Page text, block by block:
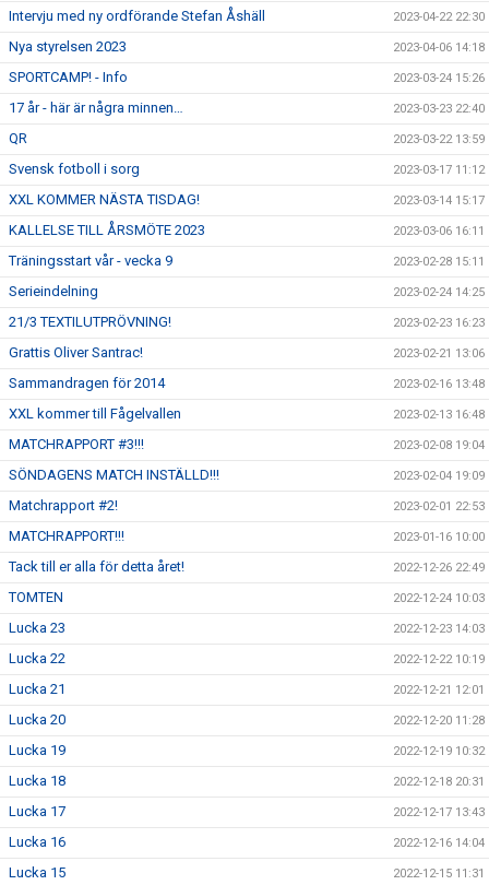
Intervju med ny ordförande Stefan Åshäll 2023-04-22 22:30
Nya styrelsen 2023 2023-04-06 14:18
SPORTCAMP! - Info 2023-03-24 15:26
17 år - här är några minnen… 2023-03-23 22:40
QR 2023-03-22 13:59
Svensk fotboll i sorg 2023-03-17 11:12
XXL KOMMER NÄSTA TISDAG! 2023-03-14 15:17
KALLELSE TILL ÅRSMÖTE 2023 2023-03-06 16:11
Träningsstart vår - vecka 9 2023-02-28 15:11
Serieindelning 2023-02-24 14:25
21/3 TEXTILUTPRÖVNING! 2023-02-23 16:23
Grattis Oliver Santrac! 2023-02-21 13:06
Sammandragen för 2014 2023-02-16 13:48
XXL kommer till Fågelvallen 2023-02-13 16:48
MATCHRAPPORT #3!!! 2023-02-08 19:04
SÖNDAGENS MATCH INSTÄLLD!!! 2023-02-04 19:09
Matchrapport #2! 2023-02-01 22:53
MATCHRAPPORT!!! 2023-01-16 10:00
Tack till er alla för detta året! 2022-12-26 22:49
TOMTEN 2022-12-24 10:03
Lucka 23 2022-12-23 14:03
Lucka 22 2022-12-22 10:19
Lucka 21 2022-12-21 12:01
Lucka 20 2022-12-20 11:28
Lucka 19 2022-12-19 10:32
Lucka 18 2022-12-18 20:31
Lucka 17 2022-12-17 13:43
Lucka 16 2022-12-16 14:04
Lucka 15 2022-12-15 11:31